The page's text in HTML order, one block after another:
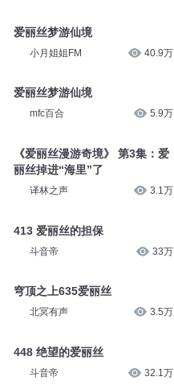
爱丽丝梦游仙境
小月姐姐FM 40.9万
爱丽丝梦游仙境
mfc百合 5.9万
《爱丽丝漫游奇境》 第3集：爱
丽丝掉进“海里”了
译林之声 3.1万
413 爱丽丝的担保
斗音帝 33万
穹顶之上635爱丽丝
北冥有声 3.5万
448 绝望的爱丽丝
斗音帝 32.1万